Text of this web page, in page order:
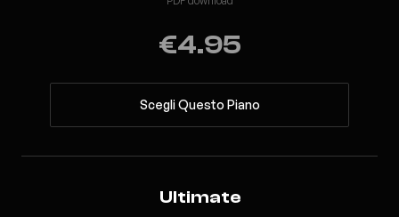
€4.95
Scegli Questo Piano
Ultimate